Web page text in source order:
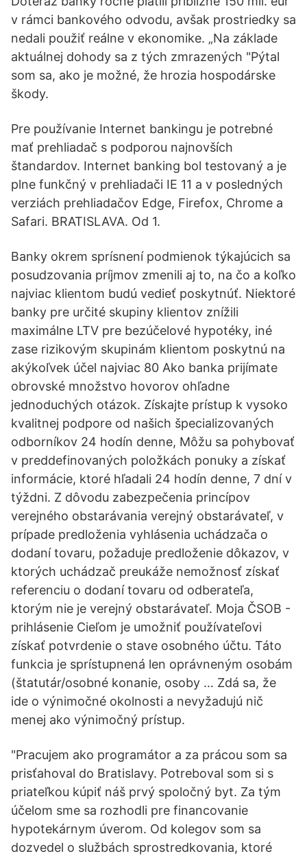
v rámci bankového odvodu, avšak prostriedky sa
nedali použiť reálne v ekonomike. „Na základe
aktuálnej dohody sa z tých zmrazených "Pýtal
som sa, ako je možné, že hrozia hospodárske
škody.
Pre používanie Internet bankingu je potrebné
mať prehliadač s podporou najnovších
štandardov. Internet banking bol testovaný a je
plne funkčný v prehliadači IE 11 a v posledných
verziách prehliadačov Edge, Firefox, Chrome a
Safari. BRATISLAVA. Od 1.
Banky okrem sprísnení podmienok týkajúcich sa
posudzovania príjmov zmenili aj to, na čo a koľko
najviac klientom budú vedieť poskytnúť. Niektoré
banky pre určité skupiny klientov znížili
maximálne LTV pre bezúčelové hypotéky, iné
zase rizikovým skupinám klientom poskytnú na
akýkoľvek účel najviac 80 Ako banka prijímate
obrovské množstvo hovorov ohľadne
jednoduchých otázok. Získajte prístup k vysoko
kvalitnej podpore od našich špecializovaných
odborníkov 24 hodín denne, Môžu sa pohybovať
v preddefinovaných položkách ponuky a získať
informácie, ktoré hľadali 24 hodín denne, 7 dní v
týždni. Z dôvodu zabezpečenia princípov
verejného obstarávania verejný obstarávateľ, v
prípade predloženia vyhlásenia uchádzača o
dodaní tovaru, požaduje predloženie dôkazov, v
ktorých uchádzač preukáže nemožnosť získať
referenciu o dodaní tovaru od odberateľa,
ktorým nie je verejný obstarávateľ. Moja ČSOB -
prihlásenie Cieľom je umožniť používateľovi
získať potvrdenie o stave osobného účtu. Táto
funkcia je sprístupnená len oprávneným osobám
(štatutár/osobné konanie, osoby … Zdá sa, že
ide o výnimočné okolnosti a nevyžadujú nič
menej ako výnimočný prístup.
"Pracujem ako programátor a za prácou som sa
prisťahoval do Bratislavy. Potreboval som si s
priateľkou kúpiť náš prvý spoločný byt. Za tým
účelom sme sa rozhodli pre financovanie
hypotekárnym úverom. Od kolegov som sa
dozvedel o službách sprostredkovania, ktoré